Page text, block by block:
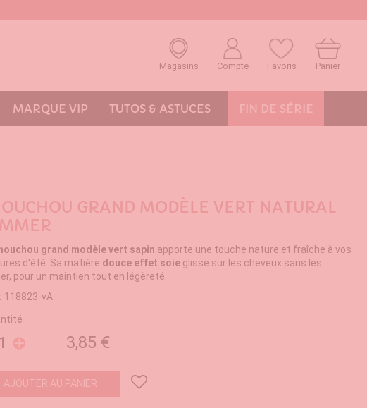
Magasins Compte Favoris Panier
MARQUE VIP TUTOS & ASTUCES FIN DE SÉRIE
GRAND MODÈLE VERT NATURAL
grand modèle vert sapin apporte une touche nature et fraîche à vos
d'été. Sa matière douce effet soie glisse sur les cheveux sans les
pour un maintien tout en légèreté.
118823-vA
3,85 €
AJOUTER AU PANIER